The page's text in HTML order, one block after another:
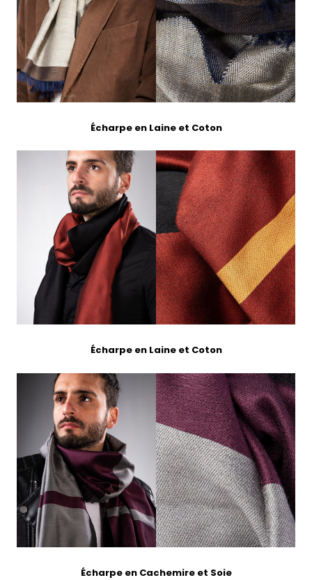
Écharpe en Laine et Coton
Écharpe en Laine et Coton
Écharpe en Cachemire et Soie